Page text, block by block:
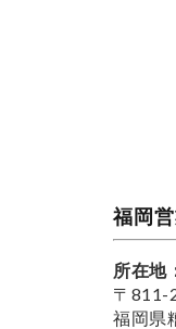
福岡
所在地
〒811-
福岡県